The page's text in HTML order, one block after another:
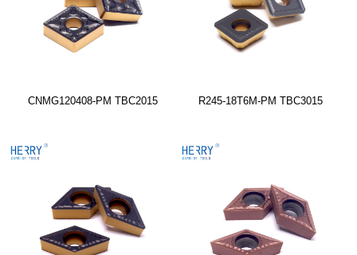
CNMG120408-PM TBC2015 R245-18T6M-PM TBC3015